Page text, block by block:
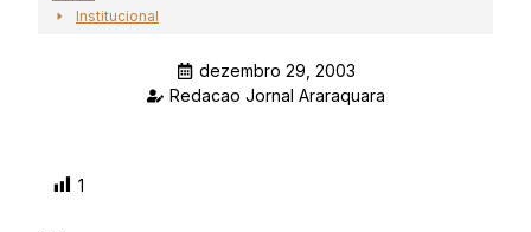
Institucional
dezembro 29, 2003
Redacao Jornal Araraquara
1